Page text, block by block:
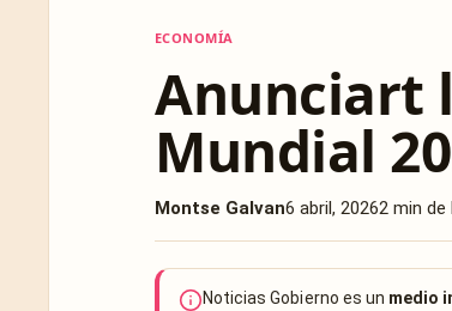
ECONOMÍA
Anunciart
Mundial
Montse Galvan6 abril, 20262 min de
Noticias Gobierno es un medio